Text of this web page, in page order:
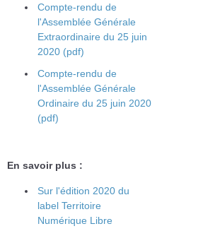
Compte-rendu de
l'Assemblée Générale
Extraordinaire du 25 juin
2020 (pdf)
Compte-rendu de
l'Assemblée Générale
Ordinaire du 25 juin 2020
(pdf)
En savoir plus :
Sur l'édition 2020 du
label Territoire
Numérique Libre